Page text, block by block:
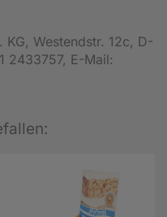
KG, Westendstr. 12c, D-
2433757, E-Mail: